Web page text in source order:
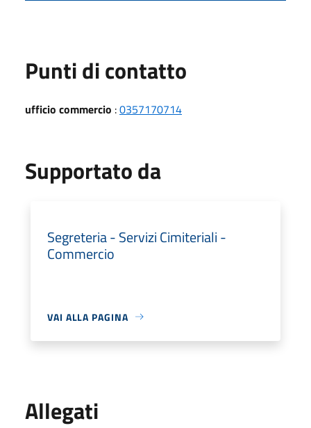
Punti di contatto
ufficio commercio :0357170714
Supportato da
Segreteria - Servizi Cimiteriali -
Commercio
VAI ALLA PAGINA
Allegati